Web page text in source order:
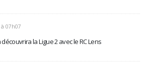
07h07
la Ligue 2 avec le RC Lens